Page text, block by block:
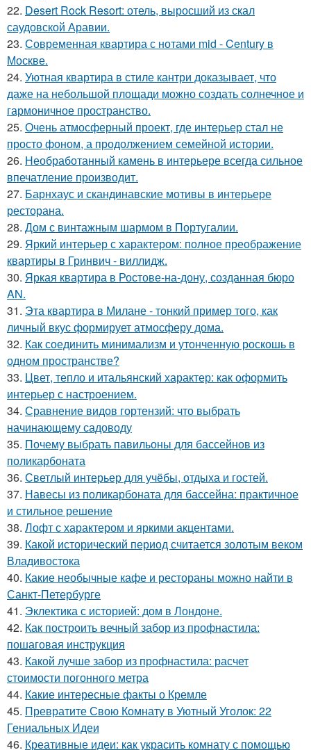
22. Desert Rock Resort: отель, выросший из скал
саудовской Аравии.
23. Современная квартира с нотами mid - Century в
Москве.
24. Уютная квартира в стиле кантри доказывает, что
даже на небольшой площади можно создать солнечное и
гармоничное пространство.
25. Очень атмосферный проект, где интерьер стал не
просто фоном, а продолжением семейной истории.
26. Необработанный камень в интерьере всегда сильное
впечатление производит.
27. Барнхаус и скандинавские мотивы в интерьере
ресторана.
28. Дом с винтажным шармом в Португалии.
29. Яркий интерьер с характером: полное преображение
квартиры в Гринвич - виллидж.
30. Яркая квартира в Ростове-на-дону, созданная бюро
AN.
31. Эта квартира в Милане - тонкий пример того, как
личный вкус формирует атмосферу дома.
32. Как соединить минимализм и утонченную роскошь в
одном пространстве?
33. Цвет, тепло и итальянский характер: как оформить
интерьер с настроением.
34. Сравнение видов гортензий: что выбрать
начинающему садоводу
35. Почему выбрать павильоны для бассейнов из
поликарбоната
36. Светлый интерьер для учёбы, отдыха и гостей.
37. Навесы из поликарбоната для бассейна: практичное
и стильное решение
38. Лофт с характером и яркими акцентами.
39. Какой исторический период считается золотым веком
Владивостока
40. Какие необычные кафе и рестораны можно найти в
Санкт-Петербурге
41. Эклектика с историей: дом в Лондоне.
42. Как построить вечный забор из профнастила:
пошаговая инструкция
43. Какой лучше забор из профнастила: расчет
стоимости погонного метра
44. Какие интересные факты о Кремле
45. Превратите Свою Комнату в Уютный Уголок: 22
Гениальных Идеи
46. Креативные идеи: как украсить комнату с помощью